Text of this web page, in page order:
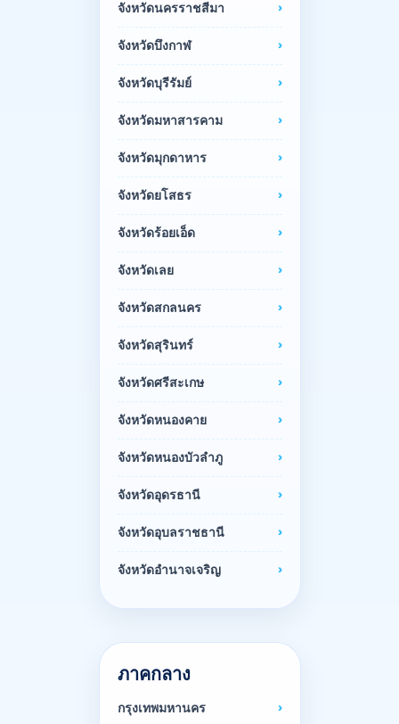
จังหวัดนครราชสีมา
จังหวัดบึงกาฬ
จังหวัดบุรีรัมย์
จังหวัดมหาสารคาม
จังหวัดมุกดาหาร
จังหวัดยโสธร
จังหวัดร้อยเอ็ด
จังหวัดเลย
จังหวัดสกลนคร
จังหวัดสุรินทร์
จังหวัดศรีสะเกษ
จังหวัดหนองคาย
จังหวัดหนองบัวลำภู
จังหวัดอุดรธานี
จังหวัดอุบลราชธานี
จังหวัดอำนาจเจริญ
ภาคกลาง
กรุงเทพมหานคร